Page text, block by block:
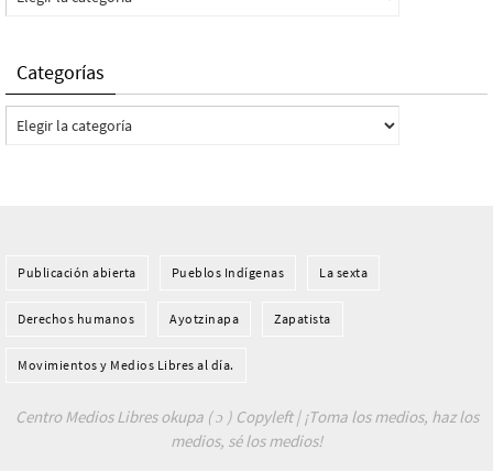
Categorías
Categorías
Publicación abierta Pueblos Indí­genas La sexta
Derechos humanos Ayotzinapa Zapatista
Movimientos y Medios Libres al día.
Centro Medios Libres okupa ( ɔ ) Copyleft | ¡Toma los medios, haz los
medios, sé los medios!